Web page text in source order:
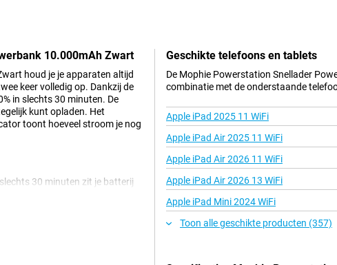
10.000mAh Zwart
houd je je apparaten altijd
keer volledig op. Dankzij de
in slechts 30 minuten. De
kunt opladen. Het
toont hoeveel stroom je nog
30 minuten zit je batterij
Geen probleem!
Geschikte telefoons en tablets
De Mophie Powerstation Snellader
combinatie met de onderstaande
Apple iPad 2025 11 WiFi
Apple iPad Air 2025 11 WiFi
Apple iPad Air 2026 11 WiFi
Apple iPad Air 2026 13 WiFi
Apple iPad Mini 2024 WiFi
Toon alle geschikte producten (357)